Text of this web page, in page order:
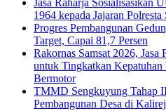
Jasa Raharja Sosialisasikan
1964 kepada Jajaran Polresta
Progres Pembangunan
Target, Capai 81,7 Persen
Rakornas Samsat 2026,
untuk Tingkatkan
Bermotor
TMMD Sengkuyung Tahap
Pembangunan Desa di